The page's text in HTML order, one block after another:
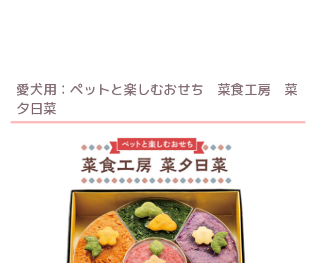
愛犬用：ペットと楽しむおせち 菜食工房 菜
夕日菜